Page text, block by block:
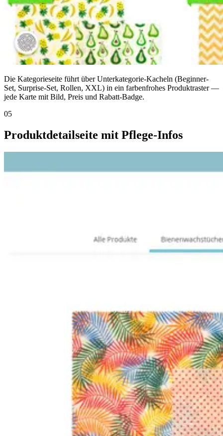
Die Kategorieseite führt über Unterkategorie-Kacheln (Beginner-
Set, Surprise-Set, Rollen, XXL) in ein farbenfrohes Produktraster —
jede Karte mit Bild, Preis und Rabatt-Badge.
05
Produktdetailseite mit Pflege-Infos